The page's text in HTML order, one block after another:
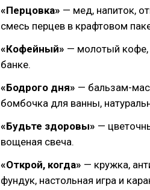
«Перцовка» — мед, напиток,
смесь перцев в крафтовом
«Кофейный» — молотый кофе,
банке.
«Бодрого дня» — бальзам-
бомбочка для ванны,
«Будьте здоровы» —
вощеная свеча.
«Открой, когда» — кружка,
фундук, настольная игра и